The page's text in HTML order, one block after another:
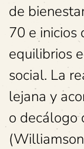
de
70 e inicios
equilibrios
social. La
lejana y
o decálogo